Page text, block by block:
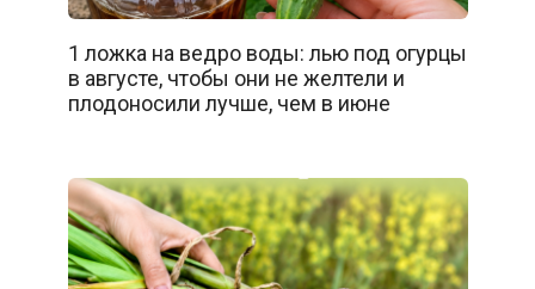
1 ложка на ведро воды: лью под огурцы
в августе, чтобы они не желтели и
плодоносили лучше, чем в июне